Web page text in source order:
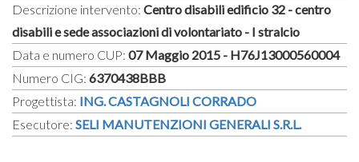
Descrizione intervento: Centro disabili edificio 32 - centro
disabili e sede associazioni di volontariato - I stralcio
Data e numero CUP: 07 Maggio 2015 - H76J13000560004
Numero CIG: 6370438BBB
Progettista: ING. CASTAGNOLI CORRADO
Esecutore: SELI MANUTENZIONI GENERALI S.R.L.